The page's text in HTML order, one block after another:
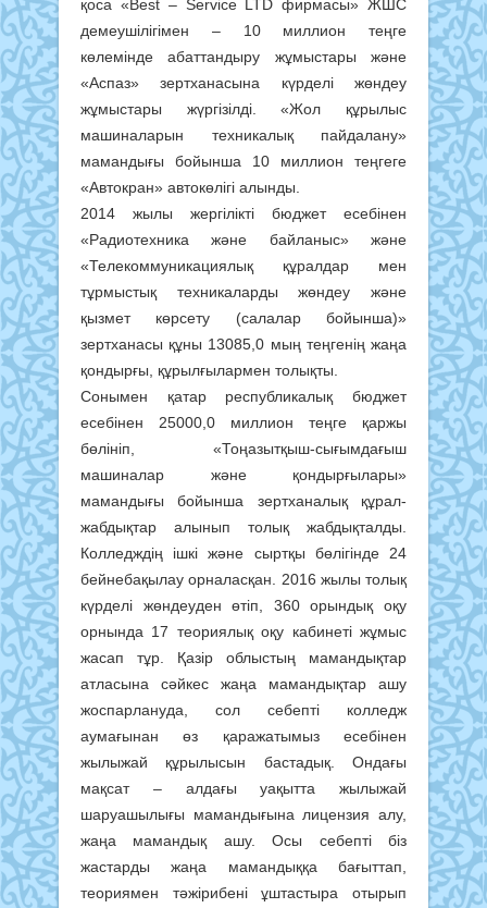
қоса «Best – Service LTD фирмасы» ЖШС
демеушілігімен – 10 миллион теңге
көлемінде абаттандыру жұмыстары және
«Аспаз» зертханасына күрделі жөндеу
жұмыстары жүргізілді. «Жол құрылыс
машиналарын техникалық пайдалану»
мамандығы бойынша 10 миллион теңгеге
«Автокран» автокөлігі алынды.
2014 жылы жергілікті бюджет есебінен
«Радиотехника және байланыс» және
«Телекоммуникациялық құралдар мен
тұрмыстық техникаларды жөндеу және
қызмет көрсету (салалар бойынша)»
зертханасы құны 13085,0 мың теңгенің жаңа
қондырғы, құрылғылармен толықты.
Сонымен қатар республикалық бюджет
есебінен 25000,0 миллион теңге қаржы
бөлініп, «Тоңазытқыш-сығымдағыш
машиналар және қондырғылары»
мамандығы бойынша зертханалық құрал-
жабдықтар алынып толық жабдықталды.
Колледждің ішкі және сыртқы бөлігінде 24
бейнебақылау орналасқан. 2016 жылы толық
күрделі жөндеуден өтіп, 360 орындық оқу
орнында 17 теориялық оқу кабинеті жұмыс
жасап тұр. Қазір облыстың мамандықтар
атласына сәйкес жаңа мамандықтар ашу
жоспарлануда, сол себепті колледж
аумағынан өз қаражатымыз есебінен
жылыжай құрылысын бастадық. Ондағы
мақсат – алдағы уақытта жылыжай
шаруашылығы мамандығына лицензия алу,
жаңа мамандық ашу. Осы себепті біз
жастарды жаңа мамандыққа бағыттап,
теориямен тәжірибені ұштастыра отырып